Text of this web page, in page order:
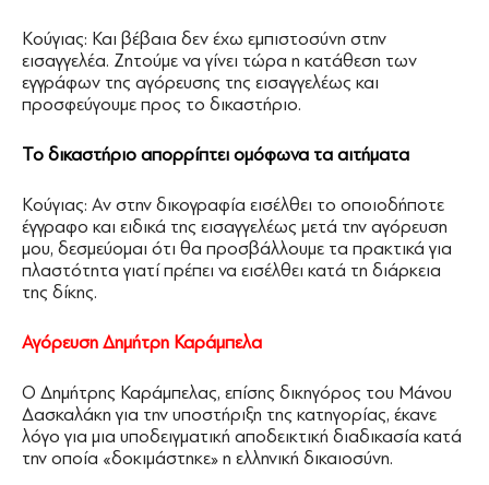
Κούγιας: Και βέβαια δεν έχω εμπιστοσύνη στην
εισαγγελέα. Ζητούμε να γίνει τώρα η κατάθεση των
εγγράφων της αγόρευσης της εισαγγελέως και
προσφεύγουμε προς το δικαστήριο.
Το δικαστήριο απορρίπτει ομόφωνα τα αιτήματα
Κούγιας: Αν στην δικογραφία εισέλθει το οποιοδήποτε
έγγραφο και ειδικά της εισαγγελέως μετά την αγόρευση
μου, δεσμεύομαι ότι θα προσβάλλουμε τα πρακτικά για
πλαστότητα γιατί πρέπει να εισέλθει κατά τη διάρκεια
της δίκης.
Αγόρευση Δημήτρη Καράμπελα
Ο Δημήτρης Καράμπελας, επίσης δικηγόρος του Μάνου
Δασκαλάκη για την υποστήριξη της κατηγορίας, έκανε
λόγο για μια υποδειγματική αποδεικτική διαδικασία κατά
την οποία «δοκιμάστηκε» η ελληνική δικαιοσύνη.